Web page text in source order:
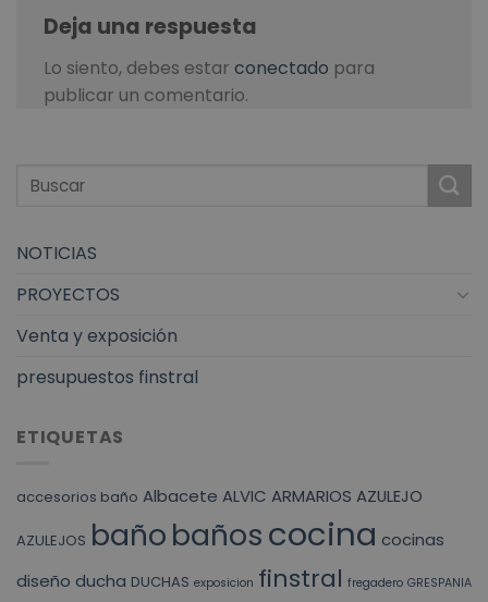
Deja una respuesta
Lo siento, debes estar conectado para
publicar un comentario.
NOTICIAS
PROYECTOS
Venta y exposición
presupuestos finstral
ETIQUETAS
accesorios baño Albacete ALVIC ARMARIOS AZULEJO
AZULEJOS bañobañoscocina cocinas
diseño ducha DUCHAS exposicion finstral fregadero GRESPANIA